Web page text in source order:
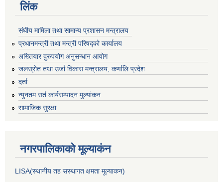
लिंक
संघीय मामिला तथा सामान्य प्रशासन मन्त्रालय
प्रधानमन्त्री तथा मन्त्री परिषद्को कार्यालय
अख्तियार दुरुपयोग अनुसन्धान आयोग
जलस्रोत तथा उर्जा विकास मन्त्रालय, कर्णालि प्रदेश
दर्ता
न्युनतम सर्त कार्यसम्पादन मुल्यांकन
सामाजिक सुरक्षा
नगरपालिकाकाे मूल्याकंन
LISA(स्थानीय तह सस्थागत क्षमता मूल्याक‌न)